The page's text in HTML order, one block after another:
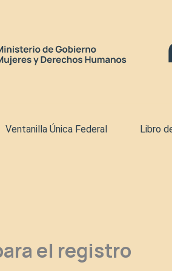
Ventanilla Única Federal Libro
el registro